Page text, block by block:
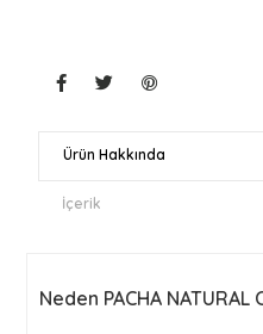
Ürün Hakkında
İçerik
Neden PACHA NATURAL